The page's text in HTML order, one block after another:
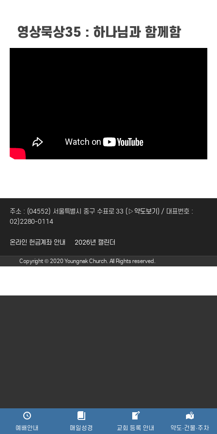
영상묵상35 : 하나님과 함께함
주소 : (04552) 서울특별시 중구 수표로 33 (▷약도보기 ) / 대표번호 :
02)2280-0114
온라인 헌금계좌 안내 2026년 캘린더
Copyright © 2020 Youngnak Church. All Rights reserved.
예배안내 매일성경 교회 등록 안내 약도·건물·주차